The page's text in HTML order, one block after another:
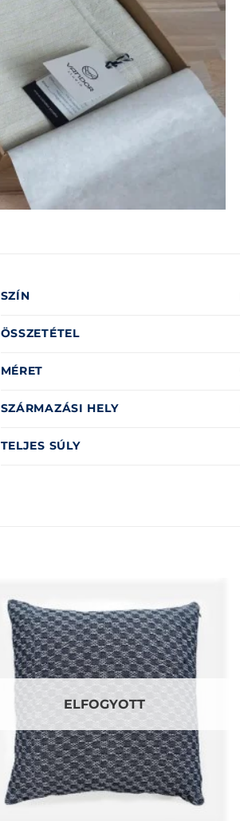
SZÍN
ÖSSZETÉTEL
MÉRET
SZÁRMAZÁSI HELY
TELJES SÚLY
ELFOGYOTT